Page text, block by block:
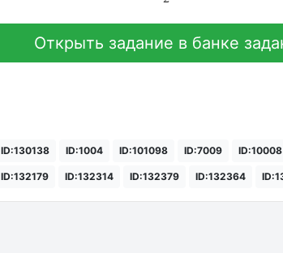
Открыть задание в банке
ID:130138 ID:1004 ID:101098 ID:7009 ID:10008
ID:132179 ID:132314 ID:132379 ID:132364